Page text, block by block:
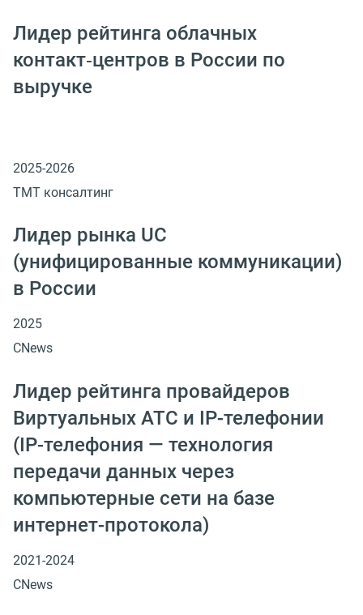
Лидер рейтинга облачных
контакт‑центров в России по
выручке
2025-2026
ТМТ консалтинг
Лидер рынка UC
(унифицированные коммуникации)
в России
2025
CNews
Лидер рейтинга провайдеров
Виртуальных АТС и IP-телефонии
(IP-телефония — технология
передачи данных через
компьютерные сети на базе
интернет-протокола)
2021-2024
CNews